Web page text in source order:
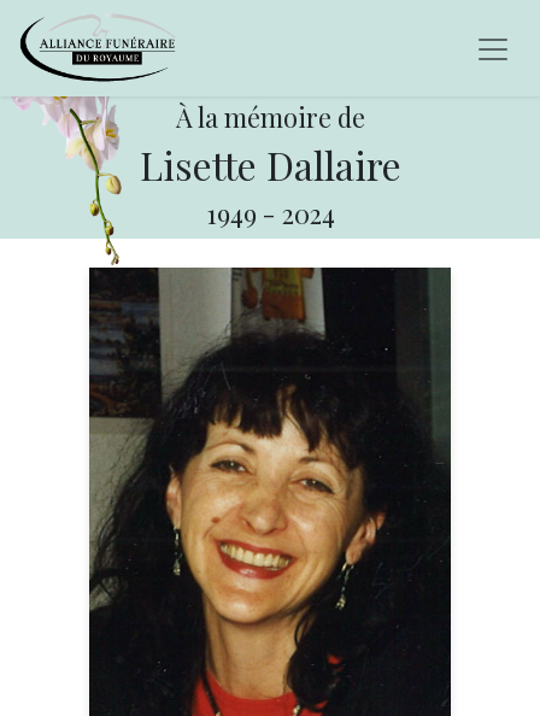
À la mémoire de
Lisette Dallaire
1949 - 2024